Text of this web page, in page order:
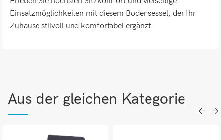
Einsatzmöglichkeiten mit diesem Bodensessel, der Ihr
Zuhause stilvoll und komfortabel ergänzt.
Aus der gleichen Kategorie